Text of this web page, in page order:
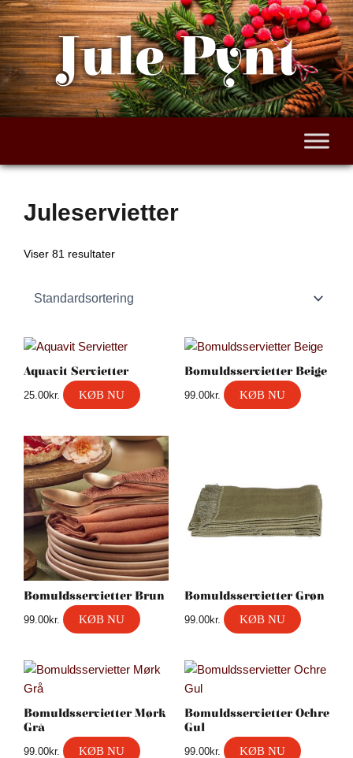
Gå
til
indholdet
Jule Pynt
Juleservietter
Viser 81 resultater
Aquavit Servietter
25.00kr. KØB NU
Bomuldsservietter Beige
99.00kr. KØB NU
Bomuldsservietter Brun
99.00kr. KØB NU
Bomuldsservietter Grøn
99.00kr. KØB NU
Bomuldsservietter Mørk
Grå
99.00kr. KØB NU
Bomuldsservietter Ochre
Gul
99.00kr. KØB NU